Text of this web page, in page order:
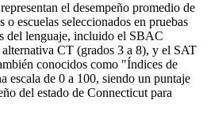
el desempeño promedio de
o escuelas seleccionados en pruebas
del lenguaje, incluido el SBAC
CT (grados 3 a 8), y el SAT
conocidos como "Índices de
escala de 0 a 100, siendo un puntaje
del estado de Connecticut para